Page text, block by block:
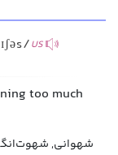
US
too much
شهوانی,